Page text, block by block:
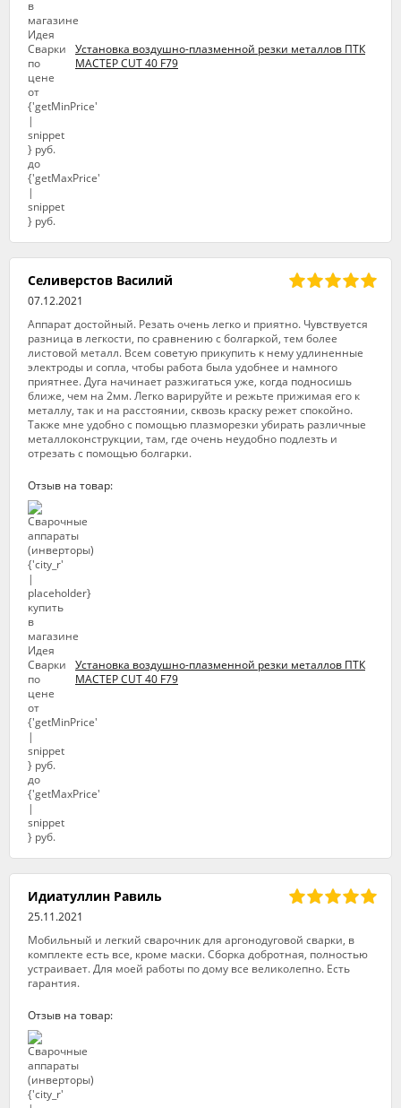
Установка воздушно-плазменной резки металлов ПТК
МАСТЕР CUT 40 F79
Селиверстов Василий
07.12.2021
Аппарат достойный. Резать очень легко и приятно. Чувствуется
разница в легкости, по сравнению с болгаркой, тем более
листовой металл. Всем советую прикупить к нему удлиненные
электроды и сопла, чтобы работа была удобнее и намного
приятнее. Дуга начинает разжигаться уже, когда подносишь
ближе, чем на 2мм. Легко варируйте и режьте прижимая его к
металлу, так и на расстоянии, сквозь краску режет спокойно.
Также мне удобно с помощью плазморезки убирать различные
металлоконструкции, там, где очень неудобно подлезть и
отрезать с помощью болгарки.
Отзыв на товар:
Установка воздушно-плазменной резки металлов ПТК
МАСТЕР CUT 40 F79
Идиатуллин Равиль
25.11.2021
Мобильный и легкий сварочник для аргонодуговой сварки, в
комплекте есть все, кроме маски. Сборка добротная, полностью
устраивает. Для моей работы по дому все великолепно. Есть
гарантия.
Отзыв на товар: